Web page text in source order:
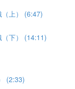
上） (6:47)
下） (14:11)
(2:33)